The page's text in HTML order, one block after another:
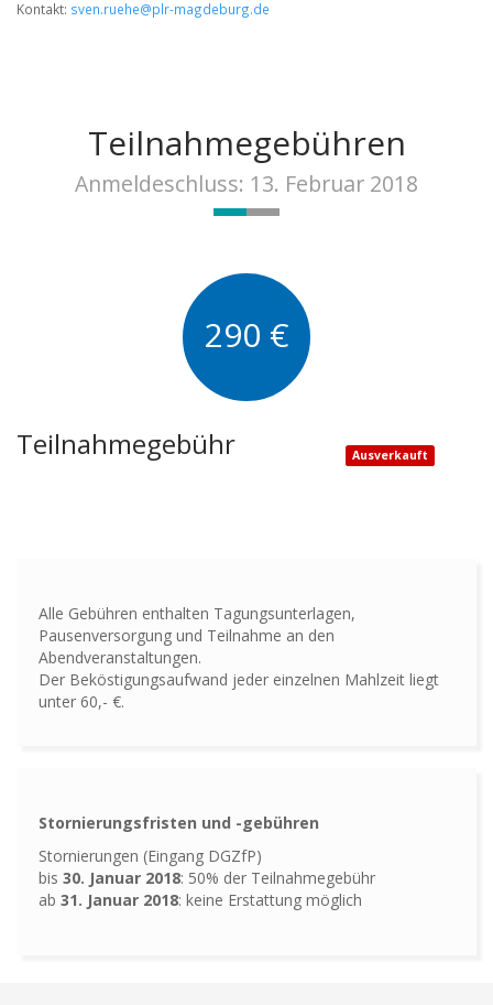
Kontakt: sven.ruehe@plr-magdeburg.de
Teilnahmegebühren
Anmeldeschluss: 13. Februar 2018
290 €
Teilnahmegebühr Ausverkauft
Alle Gebühren enthalten Tagungsunterlagen,
Pausenversorgung und Teilnahme an den
Abendveranstaltungen.
Der Beköstigungsaufwand jeder einzelnen Mahlzeit liegt
unter 60,- €.
Stornierungsfristen und -gebühren
Stornierungen (Eingang DGZfP)
bis 30. Januar 2018: 50% der Teilnahmegebühr
ab 31. Januar 2018: keine Erstattung möglich